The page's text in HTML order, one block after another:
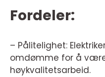
Fordeler:
– Pålitelighet:
omdømme for å
høykvalitetsarbeid.